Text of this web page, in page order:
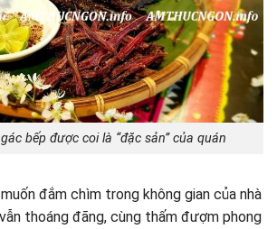
bếp được coi là “đặc sản” của quán
đắm chìm trong không gian của nhà
thoáng đãng, cùng thấm đượm phong